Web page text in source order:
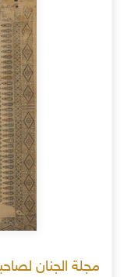
مجلة الجنان